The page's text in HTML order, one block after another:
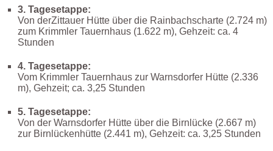
3. Tagesetappe:
Von derZittauer Hütte über die Rainbachscharte (2.724 m)
zum Krimmler Tauernhaus (1.622 m), Gehzeit: ca. 4
Stunden
4. Tagesetappe:
Vom Krimmler Tauernhaus zur Warnsdorfer Hütte (2.336
m), Gehzeit; ca. 3,25 Stunden
5. Tagesetappe:
Von der Warnsdorfer Hütte über die Birnlücke (2.667 m)
zur Birnlückenhütte (2.441 m), Gehzeit: ca. 3,25 Stunden